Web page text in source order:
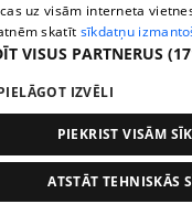
Helio Media
Portāla palīdzības
All rights reserved.
Ziņas Meklēt
uz visām interneta
skatīt sīkdatņu
VISUS PARTNERUS
IZVĒLI
PIEKRIST VISĀM
ATSTĀT TEHNISKĀS